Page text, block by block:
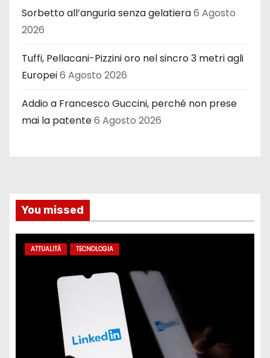
Sorbetto all’anguria senza gelatiera6 Agosto
2026
Tuffi, Pellacani-Pizzini oro nel sincro 3 metri agli
Europei6 Agosto 2026
Addio a Francesco Guccini, perché non prese
mai la patente6 Agosto 2026
You missed
ATTUALITÀ TECNOLOGIA